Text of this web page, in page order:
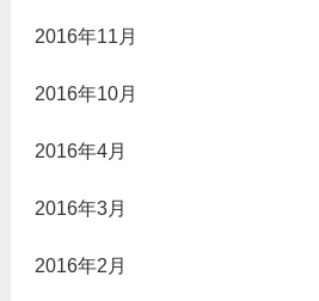
2016年11月
2016年10月
2016年4月
2016年3月
2016年2月